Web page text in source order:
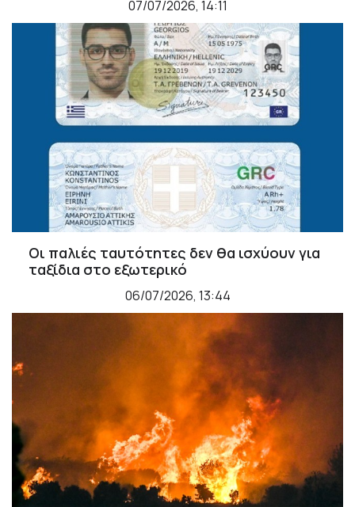
07/07/2026, 14:11
Οι παλιές ταυτότητες δεν θα ισχύουν για
ταξίδια στο εξωτερικό
06/07/2026, 13:44